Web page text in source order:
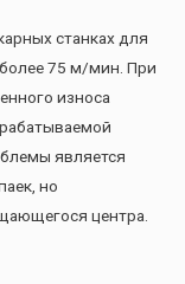
станках для
75 м/мин. При
износа
является
но
центра.